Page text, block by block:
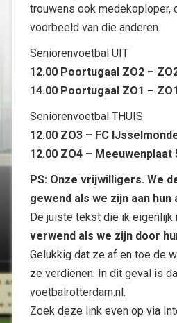
trouwens ook medekoploper,
voorbeeld van die anderen.
Seniorenvoetbal UIT
12.00 Poortugaal ZO2 –
14.00 Poortugaal ZO1 – ZO1
Seniorenvoetbal THUIS
12.00 ZO3 – FC
12.00 ZO4 – Meeuwenplaat
PS: Onze vrijwilligers. We
gewend als we zijn aan hun
De juiste tekst die ik eigenlijk
verwend als we zijn door
Gelukkig dat ze af en toe de
ze verdienen. In dit geval is
voetbalrotterdam.nl.
Zoek deze link even op via